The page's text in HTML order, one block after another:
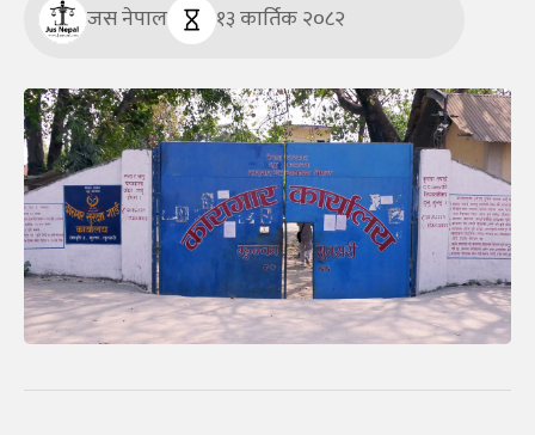
जस नेपाल १३ कार्तिक २०८२